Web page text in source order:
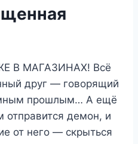
В МАГАЗИНАХ! Всё
друг — говорящий
прошлым… А ещё
отправится демон, и
от него — скрыться